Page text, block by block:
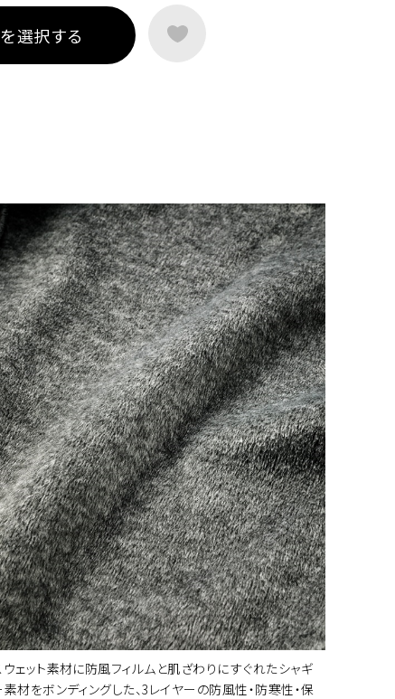
選択する
ウェット素材に防風フィルムと肌ざわりにすぐれたシャギ
素材をボンディングした、3レイヤーの防風性・防寒性・保